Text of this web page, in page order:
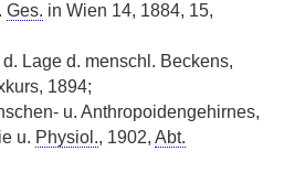
Ges. in Wien 14, 1884, 15,
d. Lage d. menschl. Beckens,
1894;
u. Anthropoidengehirnes,
u. Physiol., 1902, Abt.